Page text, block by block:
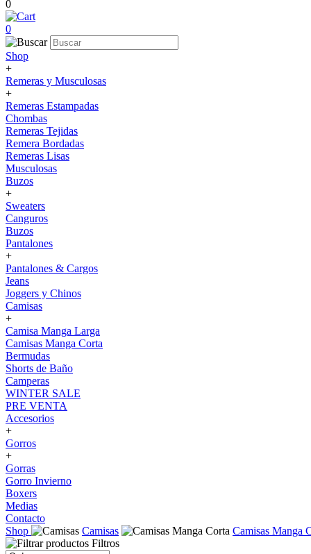
0
0
Shop
+
Remeras y Musculosas
+
Remeras Estampadas
Chombas
Remeras Tejidas
Remera Bordadas
Remeras Lisas
Musculosas
Buzos
+
Sweaters
Canguros
Buzos
Pantalones
+
Pantalones & Cargos
Jeans
Joggers y Chinos
Camisas
+
Camisa Manga Larga
Camisas Manga Corta
Bermudas
Shorts de Baño
Camperas
WINTER SALE
PRE VENTA
Accesorios
+
Gorros
+
Gorras
Gorro Invierno
Boxers
Medias
Contacto
Shop
Camisas
Camisas Manga
Filtros